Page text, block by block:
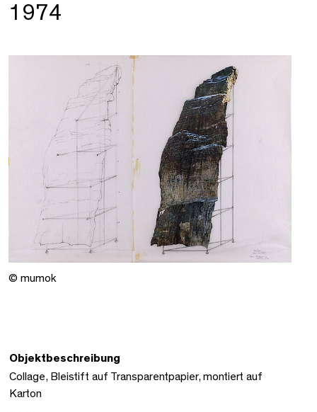
1974
© mumok
Objektbeschreibung
Collage, Bleistift auf Transparentpapier, montiert auf
Karton